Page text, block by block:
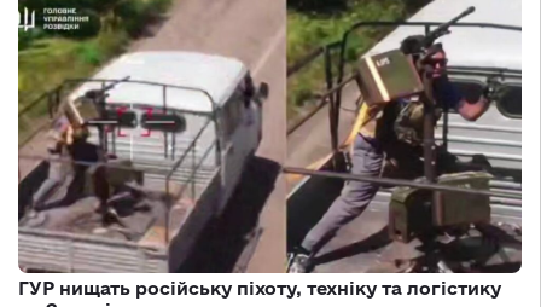
ГУР нищать російську піхоту, техніку та логістику